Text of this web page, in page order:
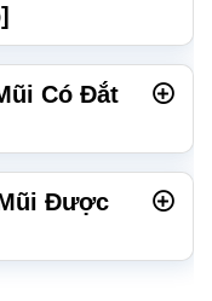
Có Đắt
Được